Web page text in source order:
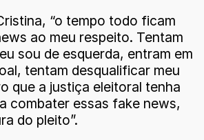
“o tempo todo ficam
ao meu respeito. Tentam
sou de esquerda, entram em
tentam desqualificar meu
que a justiça eleitoral tenha
combater essas fake news,
do pleito”.